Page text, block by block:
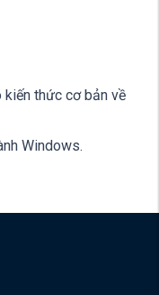
kiến thức cơ bản về
Windows.